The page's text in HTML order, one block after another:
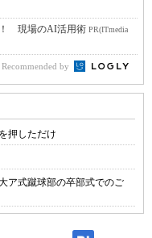
！ 現場のAI活用術 PR(ITmedia
Recommended by
押しただけ
ア式蹴球部の卒部式でのご